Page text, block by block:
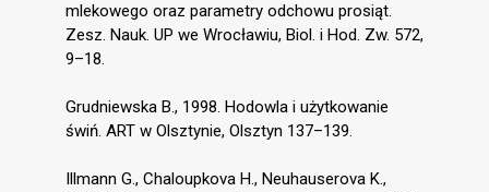
mlekowego oraz parametry odchowu prosiąt.
Zesz. Nauk. UP we Wrocławiu, Biol. i Hod. Zw. 572,
9–18.
Grudniewska B., 1998. Hodowla i użytkowanie
świń. ART w Olsztynie, Olsztyn 137–139.
Illmann G., Chaloupkova H., Neuhauserova K.,